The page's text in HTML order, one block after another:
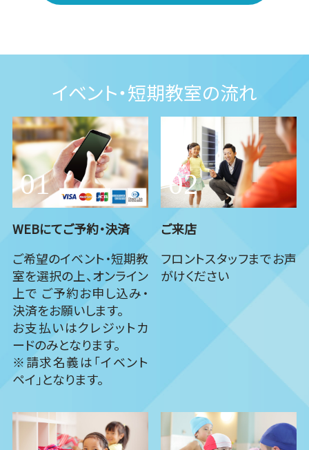
イベント・短期教室の流れ
WEBにてご予約・決済
ご希望のイベント・短期教
室を選択の上、オンライン
上で ご予約お申し込み・
決済をお願いします。
お支払いはクレジットカ
ードのみとなります。
※請求名義は「イベント
ペイ」となります。
ご来店
フロントスタッフまでお声
がけください